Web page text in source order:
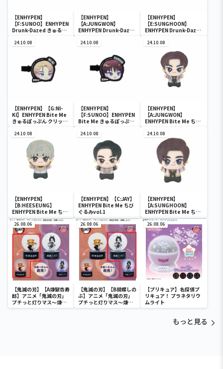
【ENHYPEN】
【F:SUNOO】ENHYPEN
Drunk-Dazed きゅるぽ
クリルブロックキーホル
【ENHYPEN】
【A:JUNGWON】
ENHYPEN Drunk-Dazed
ファイバータオル
【ENHYPEN】
【E:SUNGHOON】
ENHYPEN Drunk-Dazed
ネームアクリルブロック
キーホルダー
24.10.08
【ENHYPEN】【G:NI-
KI】ENHYPEN Bite Me
きゅるぽっぷん クリップ
24.10.08
【ENHYPEN】
【F:SUNOO】ENHYPEN
Bite Me きゅるぽっぷん
24.10.08
【ENHYPEN】
【A:JUNGWON】
ENHYPEN Bite Me ちび
24.10.08
【ENHYPEN】
【B:HEESEUNG】
ENHYPEN Bite Me ちび
ぐるみvol.1
24.10.08
【ENHYPEN】【C:JAY】
ENHYPEN Bite Me ちび
ぐるみvol.1
24.10.08
【ENHYPEN】
【A:SUNGHOON】
ENHYPEN Bite Me ちび
ぐるみvol.2
26.08.06
【鬼滅の刃】【A煉獄杏寿
郎】アニメ「鬼滅の刃」
プチっと灯りマス～煉獄
杏寿郎・胡蝶しのぶ～
26.08.06
【鬼滅の刃】【B胡蝶しの
ぶ】アニメ「鬼滅の刃」
プチっと灯りマス～煉獄
杏寿郎・胡蝶しのぶ～
26.08.06
【プリキュア】名探偵プ
リキュア！ プラネタリウ
ムライト
もっと見る